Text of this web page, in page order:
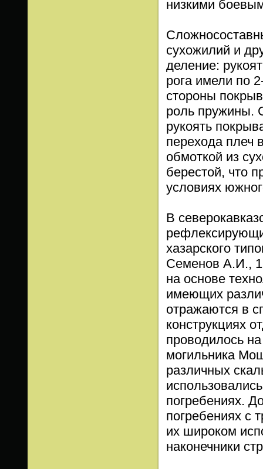
низкими
сухожилий и
деление:
рога имели по
стороны
роль пружины.
рукоять
перехода плеч
обмоткой из
берестой, что
условиях
В
хазарского
Семенов А.И.,
на основе
имеющих
отражаются в
конструкциях
проводилось
могильника
различных
погребениях.
погребениях с
их широком
наконечники